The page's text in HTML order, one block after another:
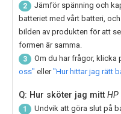
2 Jämför spänning och
batteriet med vårt batteri,
bilden av produkten för att
formen är samma.
3 Om du har frågor, klicka
oss" eller"Hur hittar jag rätt
Q: Hur sköter jag mitt HP
1 Undvik att göra slut på